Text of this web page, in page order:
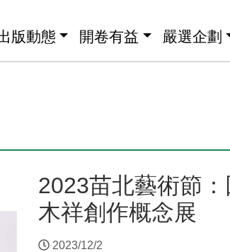
版動態 開卷有益 嚴選企劃
2023苗北藝術節
木祥創作概念展
2023/12/2